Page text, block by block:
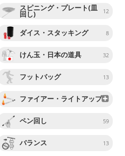
スピニング・プレート(皿
回し) 12
ダイス・スタッキング 8
けん玉・日本の道具 32
フットバッグ 13
ファイアー・ライトアップ
ペン回し 59
バランス 13